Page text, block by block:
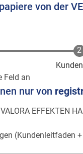
von der
Feld an
nur von
EFFEKTEN
(Kundenleitfaden